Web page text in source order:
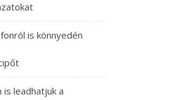
is könnyedén
is leadhatjuk a